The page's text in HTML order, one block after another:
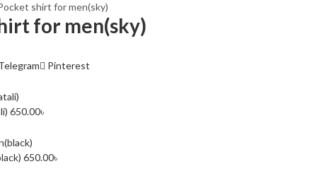
shirt for men(sky)
for men(sky)
Pinterest
650.00৳
650.00৳